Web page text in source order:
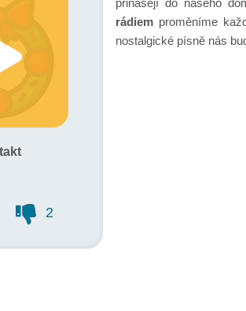
2
rádiem proměníme
nostalgické písně nás